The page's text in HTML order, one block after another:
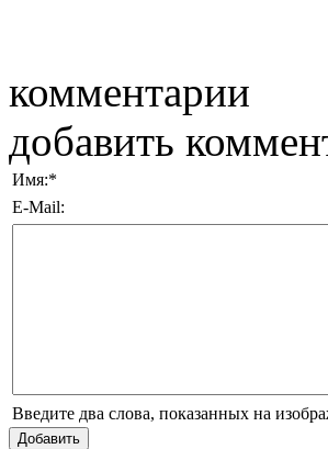
комментарии
добавить
Имя:*
E-Mail:
Введите два слова, показанных на